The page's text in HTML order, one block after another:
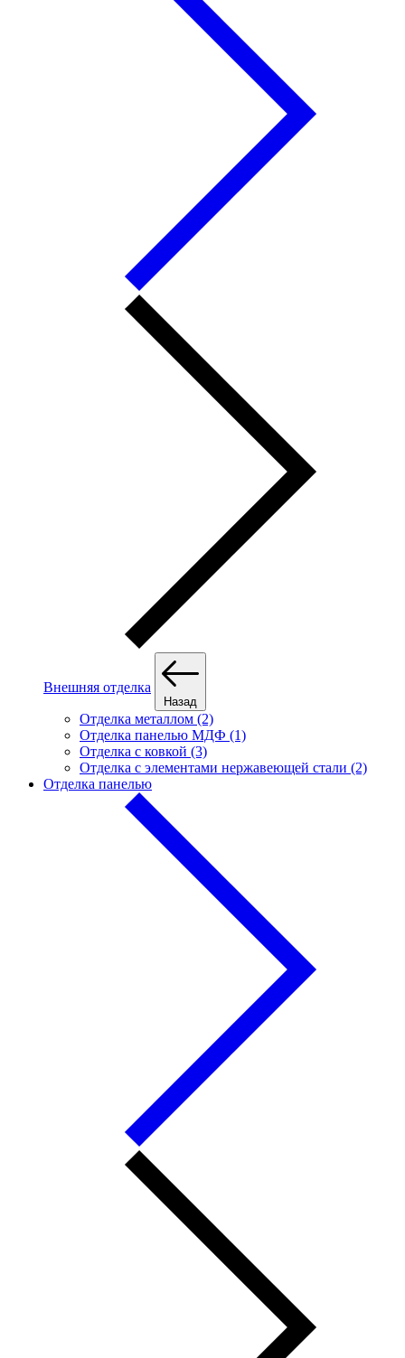
Внешняя отделка
Назад
Отделка металлом (2)
Отделка панелью МДФ (1)
Отделка с ковкой (3)
Отделка с элементами нержавеющей стали (2)
Отделка панелью